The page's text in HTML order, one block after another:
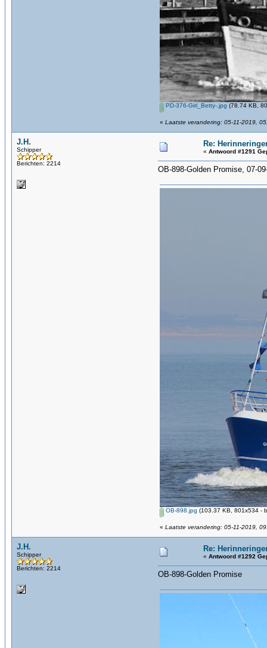
PD-376-Girl_Betty-.jpg (78.74 KB,
« Laatste verandering: 05-11-2019,
J.H.
Schipper
Berichten: 2214
Re:
« Antwoord #1291
OB-898-Golden Promise, 07-
OB-898.jpg (103.37 KB, 801x534 -
« Laatste verandering: 05-11-2019,
J.H.
Schipper
Berichten: 2214
Re:
« Antwoord #1292
OB-898-Golden Promise